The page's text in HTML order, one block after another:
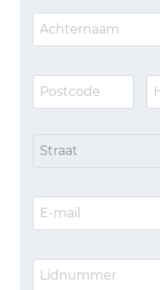
Straat